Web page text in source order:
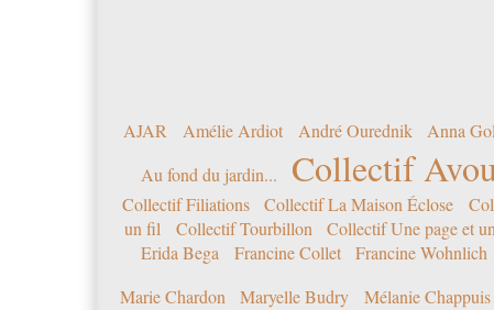
AJAR Amélie Ardiot André Ourednik Anna
Au fond du jardin...
Collectif
Collectif Filiations
Collectif La Maison Éclose
un fil
Collectif Tourbillon Collectif Une page et
Erida Bega
Francine Collet Francine Wohnlich
Marie Chardon
Maryelle Budry Mélanie Chappuis